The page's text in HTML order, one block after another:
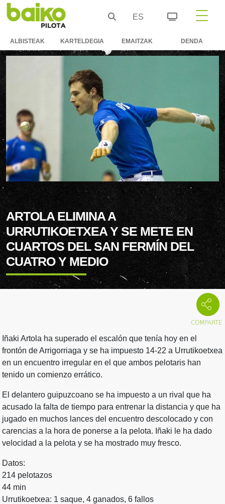
ES
ALBISTEAK KARTELDEGIA EMAITZAK DENDA
ARTOLA ELIMINA A
URRUTIKOETXEA Y SE METE EN
CUARTOS DEL SAN FERMÍN DEL
CUATRO Y MEDIO
Iñaki Artola ha superado el escalón que tenía hoy en el
frontón de Arrigorriaga y se ha impuesto 14-22 a Urrutikoetxea
en un encuentro irregular en el que ambos pelotaris han
tenido un comienzo errático.
El delantero guipuzcoano se ha impuesto a un rival que ha
acusado la falta de tiempo para entrenar la distancia y que ha
jugado en muchos lances del encuentro descolocado y con
carencias a la hora de ponerse a la pelota. Iñaki le ha dado
velocidad a la pelota y se ha mostrado muy fresco.
Datos:
214 pelotazos
44 min
Urrutikoetxea: 1 saque, 4 ganados, 6 fallos